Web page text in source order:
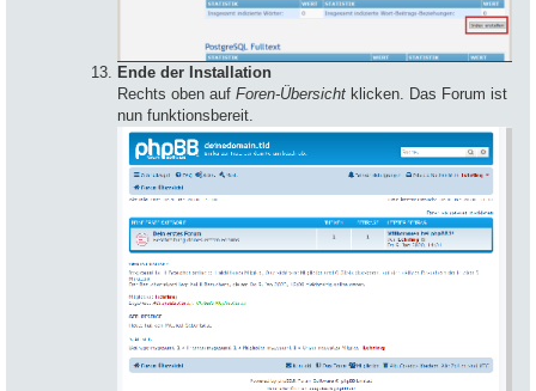
Ende der Installation
Rechts oben auf Foren-Übersicht klicken. Das Forum ist
nun funktionsbereit.